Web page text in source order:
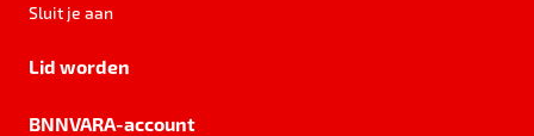
Sluit je aan
Lid worden
BNNVARA-account